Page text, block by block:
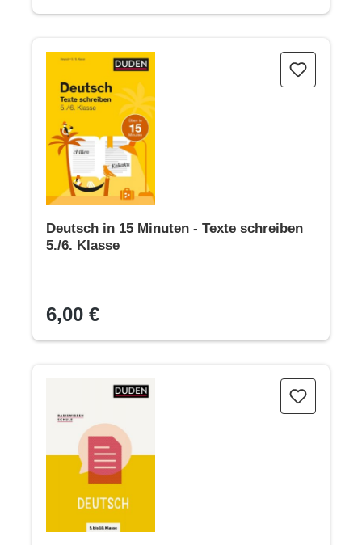
Deutsch in 15 Minuten - Texte schreiben 5./6. Klasse
Deutsch in 15 Minuten - Texte schreiben
5./6. Klasse
6,00 €
Basiswissen Schule – Deutsch 5. bis 10. Klasse